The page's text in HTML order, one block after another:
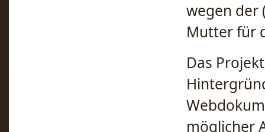
wegen der
Mutter für
Das
möglicher